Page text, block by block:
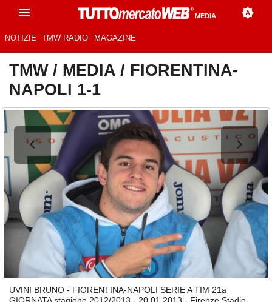
MEDIA
NOTIZIE TMW RADIO MAGAZINE
TMW/ MEDIA / FIORENTINA-
NAPOLI 1-1
UVINI BRUNO - FIORENTINA-NAPOLI SERIE A TIM 21a